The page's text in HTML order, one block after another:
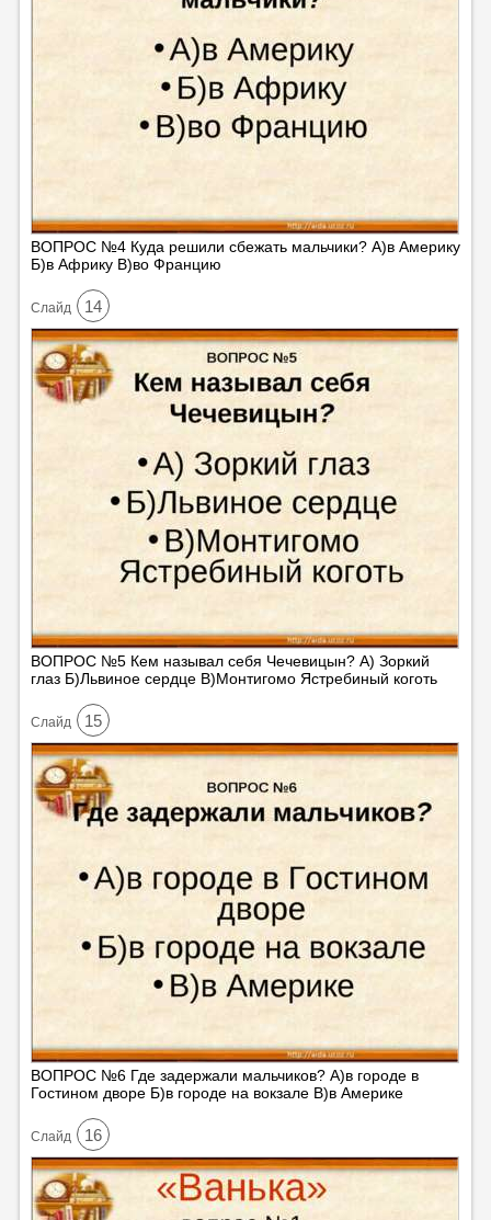
ВОПРОС №4 Куда решили сбежать мальчики? А)в Америку
Б)в Африку В)во Францию
Cлайд 14
ВОПРОС №5 Кем называл себя Чечевицын? А) Зоркий
глаз Б)Львиное сердце В)Монтигомо Ястребиный коготь
Cлайд 15
ВОПРОС №6 Где задержали мальчиков? А)в городе в
Гостином дворе Б)в городе на вокзале В)в Америке
Cлайд 16